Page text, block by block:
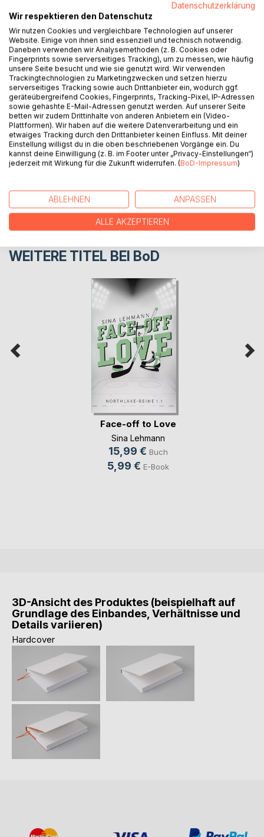
BESCHREIBUNG
In acht Kurzgeschichten erinnert sich der Autor an
Begebenheiten aus seinem Leben in der Schweiz und
Kanada.
AUTOR/IN
PRESSESTIMMEN
WEITERE TITEL BEI BoD
Face-off to Love
Sina Lehmann
15,99 € Buch
5,99 € E-Book
3D-Ansicht des Produktes (beispielhaft auf
Grundlage des Einbandes, Verhältnisse und
Details variieren)
Hardcover
Datenschutzerklärung
Wir respektieren den Datenschutz
Wir nutzen Cookies und vergleichbare Technologien auf unserer
Website. Einige von ihnen sind essenziell und technisch notwendig.
Daneben verwenden wir Analysemethoden (z. B. Cookies oder
Fingerprints sowie serverseitiges Tracking), um zu messen, wie häufig
unsere Seite besucht und wie sie genutzt wird. Wir verwenden
Trackingtechnologien zu Marketingzwecken und setzen hierzu
serverseitiges Tracking sowie auch Drittanbieter ein, wodurch ggf.
geräteübergreifend Cookies, Fingerprints, Tracking-Pixel, IP-Adressen
sowie gehashte E-Mail-Adressen genutzt werden. Auf unserer Seite
betten wir zudem Drittinhalte von anderen Anbietern ein (Video-
Plattformen). Wir haben auf die weitere Datenverarbeitung und ein
etwaiges Tracking durch den Drittanbieter keinen Einfluss. Mit deiner
Einstellung willigst du in die oben beschriebenen Vorgänge ein. Du
kannst deine Einwilligung (z. B. im Footer unter „Privacy-Einstellungen“)
jederzeit mit Wirkung für die Zukunft widerrufen. (BoD-Impressum)
ABLEHNEN ANPASSEN
ALLE AKZEPTIEREN